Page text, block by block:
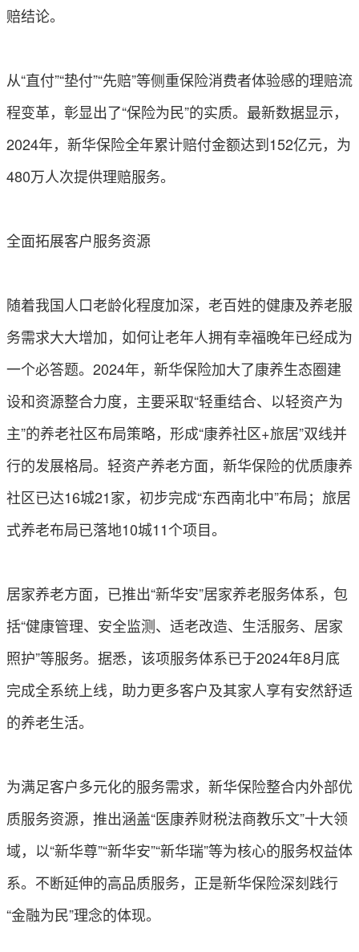
赔结论。
从“直付”“垫付”“先赔”等侧重保险消费者体验感的理赔流
程变革，彰显出了“保险为民”的实质。最新数据显示，
2024年，新华保险全年累计赔付金额达到152亿元，为
480万人次提供理赔服务。
全面拓展客户服务资源
随着我国人口老龄化程度加深，老百姓的健康及养老服
务需求大大增加，如何让老年人拥有幸福晚年已经成为
一个必答题。2024年，新华保险加大了康养生态圈建
设和资源整合力度，主要采取“轻重结合、以轻资产为
主”的养老社区布局策略，形成“康养社区+旅居”双线并
行的发展格局。轻资产养老方面，新华保险的优质康养
社区已达16城21家，初步完成“东西南北中”布局；旅居
式养老布局已落地10城11个项目。
居家养老方面，已推出“新华安”居家养老服务体系，包
括“健康管理、安全监测、适老改造、生活服务、居家
照护”等服务。据悉，该项服务体系已于2024年8月底
完成全系统上线，助力更多客户及其家人享有安然舒适
的养老生活。
为满足客户多元化的服务需求，新华保险整合内外部优
质服务资源，推出涵盖“医康养财税法商教乐文”十大领
域，以“新华尊”“新华安”“新华瑞”等为核心的服务权益体
系。不断延伸的高品质服务，正是新华保险深刻践行
“金融为民”理念的体现。